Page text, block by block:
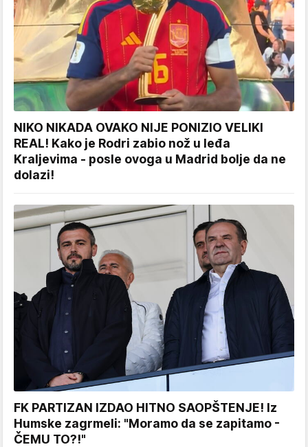
NIKO NIKADA OVAKO NIJE PONIZIO VELIKI
REAL! Kako je Rodri zabio nož u leđa
Kraljevima - posle ovoga u Madrid bolje da ne
dolazi!
FK PARTIZAN IZDAO HITNO SAOPŠTENJE! Iz
Humske zagrmeli: "Moramo da se zapitamo -
ČEMU TO?!"